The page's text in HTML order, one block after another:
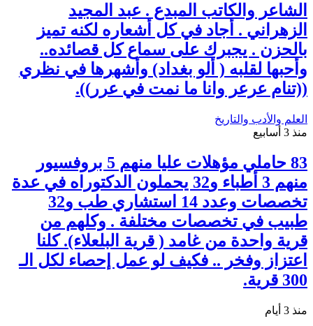
الشاعر والكاتب المبدع . عبد المجيد
الزهراني . أجاد في كل أشعاره لكنه تميز
بالحزن . يجبرك على سماع كل قصائده..
وأحبها لقلبه ( ألو بغداد) وأشهرها في نظري
((تنام عرعر وانا ما نمت في عرر)).
العلم والأدب والتاريخ
منذ 3 أسابيع
83 حاملي مؤهلات عليا منهم 5 بروفسيور
منهم 3 أطباء و32 يحملون الدكتوراه في عدة
تخصصات وعدد 14 استشاري طب و32
طبيب في تخصصات مختلفة . وكلهم من
قرية واحدة من غامد ( قرية البلعلاء). كلنا
اعتزاز وفخر .. فكيف لو عمل إحصاء لكل الـ
300 قرية.
منذ 3 أيام